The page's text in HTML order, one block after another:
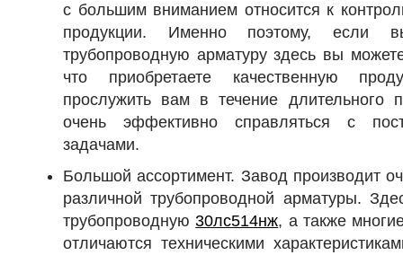
с большим вниманием относится к
продукции. Именно поэтому, если
трубопроводную арматуру здесь вы
что приобретаете качественную
прослужить вам в течение длительного
очень эффективно справляться с
задачами.
Большой ассортимент. Завод производит
различной трубопроводной арматуры.
трубопроводную30лс514нж, а также
отличаются техническими